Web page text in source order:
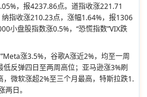
，报4237.86点。道指收涨221.71
指收涨210.23点，涨幅1.64%，报1306
小盘股指数涨0.5%，“恐慌指数”VIX跌
涨3.5%，谷歌A涨近2%，均至一周
反弹四日至两周高位；亚马逊涨3%刷
微软涨超2%至三个月最高，特斯拉跌1.
日。